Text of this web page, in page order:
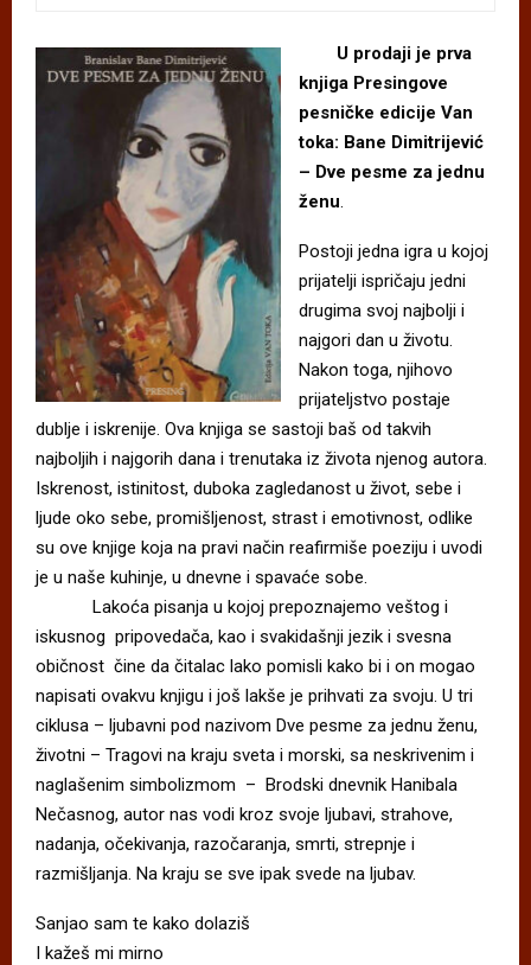
U prodaji je prva
knjiga Presingove
pesničke edicije Van
toka: Bane Dimitrijević
– Dve pesme za jednu
ženu
Postoji jedna igra u kojoj
prijatelji ispričaju jedni
drugima svoj najbolji i
najgori dan u životu.
Nakon toga, njihovo
prijateljstvo postaje
dublje i iskrenije. Ova knjiga se sastoji baš od takvih
najboljih i najgorih dana i trenutaka iz života njenog autora.
Iskrenost, istinitost, duboka zagledanost u život, sebe i
ljude oko sebe, promišljenost, strast i emotivnost, odlike
su ove knjige koja na pravi način reafirmiše poeziju i uvodi
je u naše kuhinje, u dnevne i spavaće sobe.
Lakoća pisanja u kojoj prepoznajemo veštog i
iskusnog pripovedača, kao i svakidašnji jezik i svesna
običnost čine da čitalac lako pomisli kako bi i on mogao
napisati ovakvu knjigu i još lakše je prihvati za svoju. U tri
ciklusa – ljubavni pod nazivom Dve pesme za jednu ženu,
životni – Tragovi na kraju sveta i morski, sa neskrivenim i
naglašenim simbolizmom – Brodski dnevnik Hanibala
Nečasnog, autor nas vodi kroz svoje ljubavi, strahove,
nadanja, očekivanja, razočaranja, smrti, strepnje i
razmišljanja. Na kraju se sve ipak svede na ljubav.
Sanjao sam te kako dolaziš
I kažeš mi mirno